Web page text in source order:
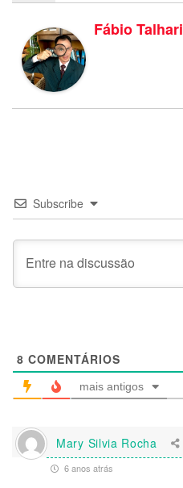
Fábio Talhari
Subscribe
8 COMENTÁRIOS
mais antigos
Mary Silvia Rocha
6 anos atrás